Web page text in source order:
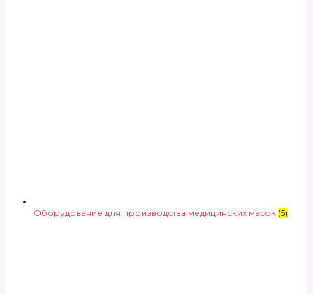
Оборудование для производства медицинских масок (5)